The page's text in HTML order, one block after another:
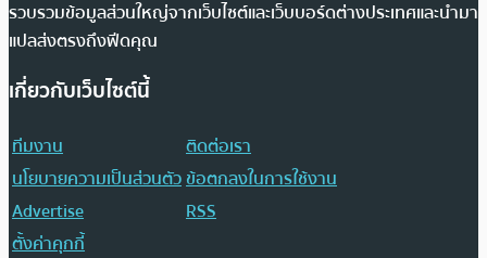
รวบรวมข้อมูลส่วนใหญ่จากเว็บไซต์และเว็บบอร์ดต่างประเทศและนำมา
แปลส่งตรงถึงฟีดคุณ
เกี่ยวกับเว็บไซต์นี้
ทีมงาน
ติดต่อเรา
นโยบายความเป็นส่วนตัวข้อตกลงในการใช้งาน
Advertise
RSS
ตั้งค่าคุกกี้